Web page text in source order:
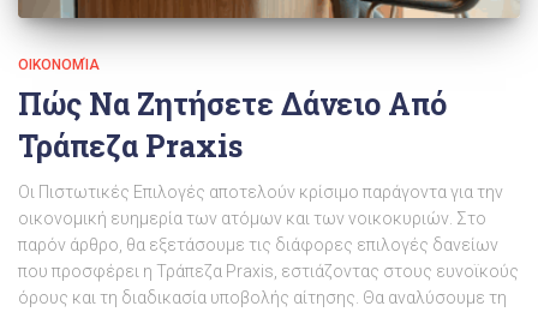
ΟΙΚΟΝΟΜΊΑ
Πώς Να Ζητήσετε Δάνειο Από
Τράπεζα Praxis
Οι Πιστωτικές Επιλογές αποτελούν κρίσιμο παράγοντα για την
οικονομική ευημερία των ατόμων και των νοικοκυριών. Στο
παρόν άρθρο, θα εξετάσουμε τις διάφορες επιλογές δανείων
που προσφέρει η Τράπεζα Praxis, εστιάζοντας στους ευνοϊκούς
όρους και τη διαδικασία υποβολής αίτησης. Θα αναλύσουμε τη